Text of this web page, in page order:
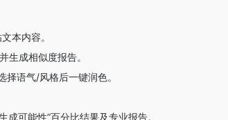
本内容。
生成相似度报告。
择语气/风格后一键润色。
成可能性”百分比结果及专业报告。